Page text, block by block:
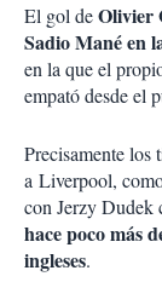
El gol deOlivier
Sadio Mané en
en la que el
empató desde el
Precisamente los
a Liverpool,
con Jerzy Dudek
hace poco más
ingleses.